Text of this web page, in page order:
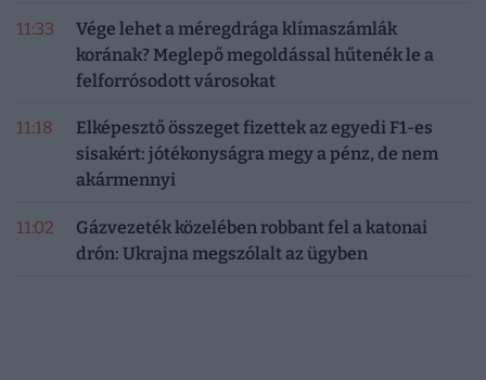
11:33
Vége lehet a méregdrága klímaszámlák
korának? Meglepő megoldással hűtenék le a
felforrósodott városokat
11:18
Elképesztő összeget fizettek az egyedi F1-es
sisakért: jótékonyságra megy a pénz, de nem
akármennyi
11:02
Gázvezeték közelében robbant fel a katonai
drón: Ukrajna megszólalt az ügyben